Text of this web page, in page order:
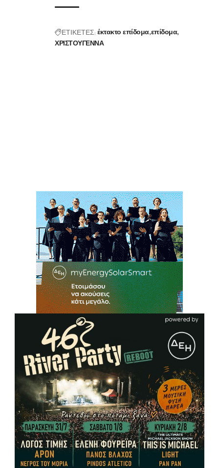
ΕΤΙΚΕΤΕΣ: έκτακτο επίδομα επίδομα
ΧΡΙΣΤΟΥΓΕΝΝΑ